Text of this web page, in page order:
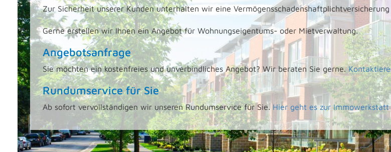
Zur Sicherheit unserer Kunden unterhalten wir eine
Gerne erstellen wir Ihnen ein Angebot für Wohnungseigentums- oder Mietverwaltung.
Angebotsanfrage
Sie möchten ein kostenfreies und unverbindliches Angebot? Wir beraten Sie gerne.
Rundumservice für Sie
Ab sofort vervollständigen wir unseren Rundumservice für Sie. Hier geht es zur Immowerkstatt